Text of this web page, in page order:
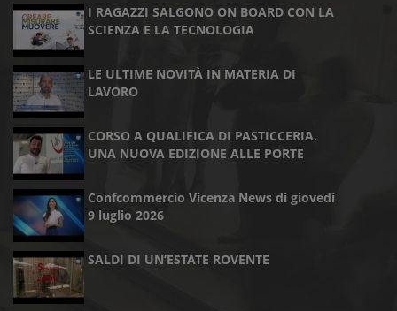
I RAGAZZI SALGONO ON BOARD CON LA
SCIENZA E LA TECNOLOGIA
LE ULTIME NOVITÀ IN MATERIA DI
LAVORO
CORSO A QUALIFICA DI PASTICCERIA.
UNA NUOVA EDIZIONE ALLE PORTE
Confcommercio Vicenza News di giovedì
9 luglio 2026
SALDI DI UN’ESTATE ROVENTE